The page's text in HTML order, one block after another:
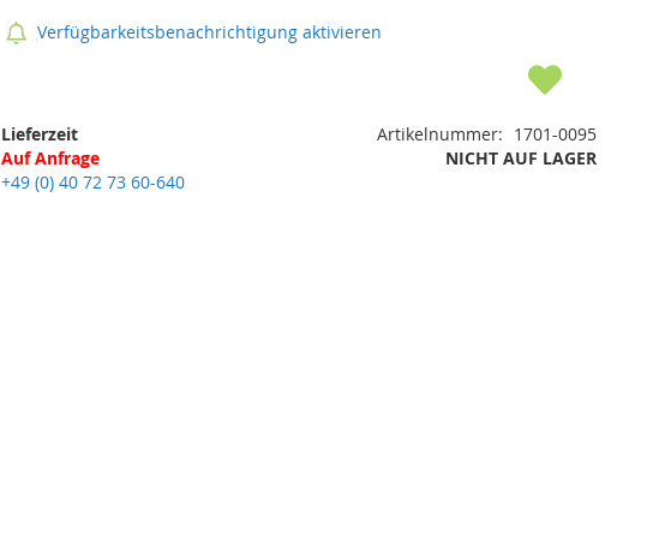
Verfügbarkeitsbenachrichtigung aktivieren
Lieferzeit
Auf Anfrage
+49 (0) 40 72 73 60-640
Artikelnummer
1701-0095
NICHT AUF LAGER